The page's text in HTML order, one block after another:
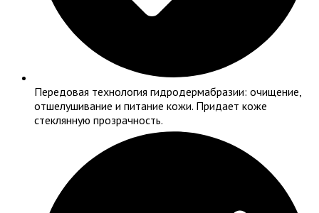
Передовая технология гидродермабразии: очищение,
отшелушивание и питание кожи. Придает коже
стеклянную прозрачность.